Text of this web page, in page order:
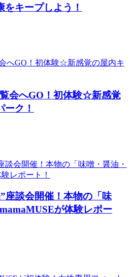
キープしよう！
会へGO！初体験☆新感覚
ーク！
座談会開催！本物の「味
が体験レポー